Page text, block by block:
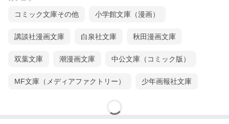
コミック文庫その他 小学館文庫（漫画）
講談社漫画文庫 白泉社文庫 秋田漫画文庫
双葉文庫 潮漫画文庫 中公文庫（コミック版）
MF文庫（メディアファクトリー） 少年画報社文庫